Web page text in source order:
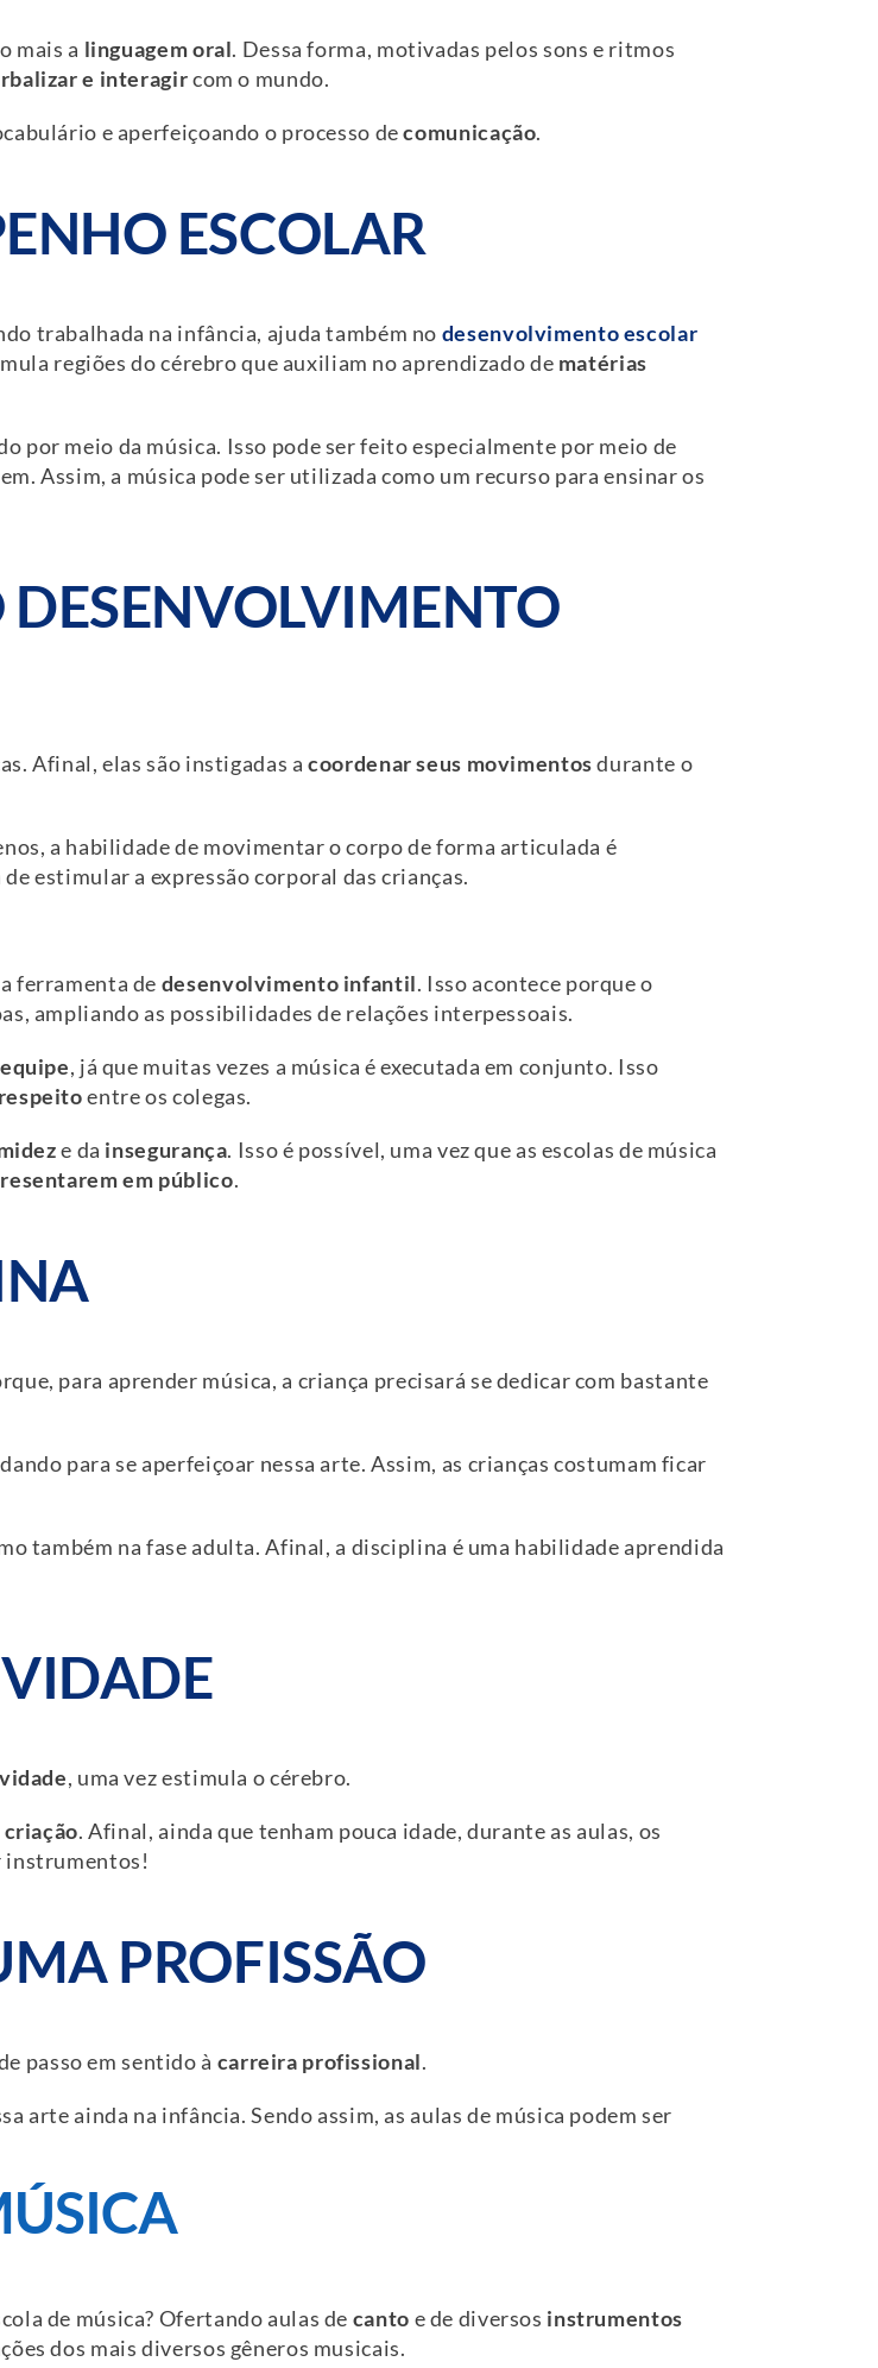
mais a linguagem oral. Dessa forma, motivadas pelos sons e ritmos
e interagircom o mundo.
e aperfeiçoando o processo decomunicação.
ESCOLAR
trabalhada na infância, ajuda também no desenvolvimento escolar
regiões do cérebro que auxiliam no aprendizado de matérias
por meio da música. Isso pode ser feito especialmente por meio de
Assim, a música pode ser utilizada como um recurso para ensinar os
Afinal, elas são instigadas acoordenar seus movimentosdurante o
a habilidade de movimentar o corpo de forma articulada é
estimular a expressão corporal das crianças.
ferramenta de desenvolvimento infantil. Isso acontece porque o
ampliando as possibilidades de relações interpessoais.
, já que muitas vezes a música é executada em conjunto. Isso
respeitoentre os colegas.
e da insegurança. Isso é possível, uma vez que as escolas de música
em público.
para aprender música, a criança precisará se dedicar com bastante
para se aperfeiçoar nessa arte. Assim, as crianças costumam ficar
também na fase adulta. Afinal, a disciplina é uma habilidade aprendida
, uma vez estimula o cérebro.
criação. Afinal, ainda que tenham pouca idade, durante as aulas, os
instrumentos!
PROFISSÃO
passo em sentido à carreira profissional.
arte ainda na infância. Sendo assim, as aulas de música podem ser
de música? Ofertando aulas de canto e de diversos instrumentos
dos mais diversos gêneros musicais.